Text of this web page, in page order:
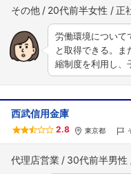
その他 20代前半女性 正
労働環境について
と取得できる。ま
縮制度を利用し
西武信用金庫
2.8 東京都
代理店営業 30代前半男性